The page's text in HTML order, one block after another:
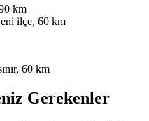
km
ilçe, 60 km
60 km
Gerekenler